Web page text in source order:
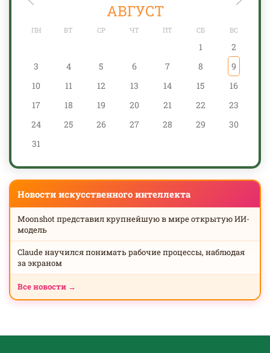
АВГУСТ
ПН ВТ СР ЧТ ПТ СБ ВС
1
2
3
4 5 6 7 8
9
10
11 12 13 14 15
16
17
18 19 20 21 22
23
24
25 26 27 28 29
30
31
Новости искусственного интеллекта
Moonshot представил крупнейшую в мире открытую ИИ-
модель
Claude научился понимать рабочие процессы, наблюдая
за экраном
Все новости →